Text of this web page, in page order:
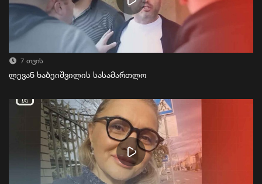
7 თვის
ლევან ხაბეიშვილის სასამართლო